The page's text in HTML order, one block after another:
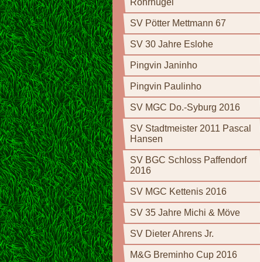
SV Pötter Mettmann 67
SV 30 Jahre Eslohe
Pingvin Janinho
Pingvin Paulinho
SV MGC Do.-Syburg 2016
SV Stadtmeister 2011 Pascal
Hansen
SV BGC Schloss Paffendorf
2016
SV MGC Kettenis 2016
SV 35 Jahre Michi & Möve
SV Dieter Ahrens Jr.
M&G Breminho Cup 2016